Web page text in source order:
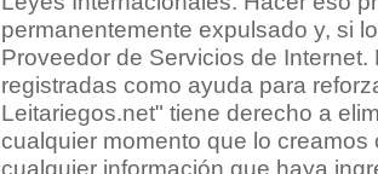
permanentemente expulsado y, si
Proveedor de Servicios de
registradas como ayuda para
Leitariegos.net" tiene derecho a
cualquier momento que lo
cualquier información que haya